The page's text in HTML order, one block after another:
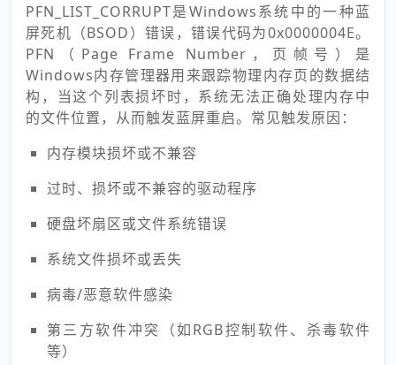
PFN_LIST_CORRUPT是Windows系统中的一种蓝
屏死机（BSOD）错误，错误代码为0x0000004E。
PFN（Page Frame Number，页帧号）是
Windows内存管理器用来跟踪物理内存页的数据结
构，当这个列表损坏时，系统无法正确处理内存中
的文件位置，从而触发蓝屏重启。常见触发原因：
内存模块损坏或不兼容
过时、损坏或不兼容的驱动程序
硬盘坏扇区或文件系统错误
系统文件损坏或丢失
病毒/恶意软件感染
第三方软件冲突（如RGB控制软件、杀毒软件
等）